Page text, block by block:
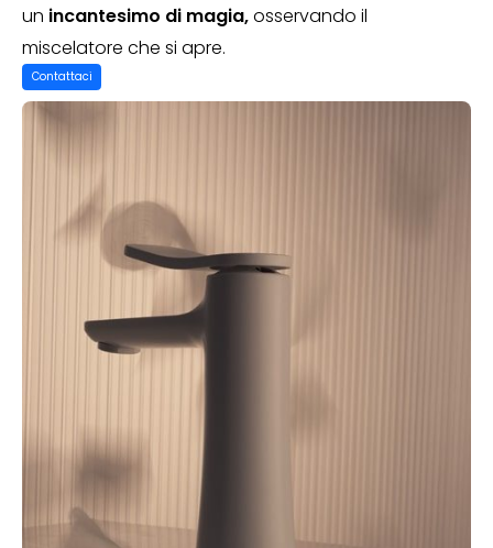
un incantesimo di magia,osservando il
miscelatore che si apre.
Contattaci